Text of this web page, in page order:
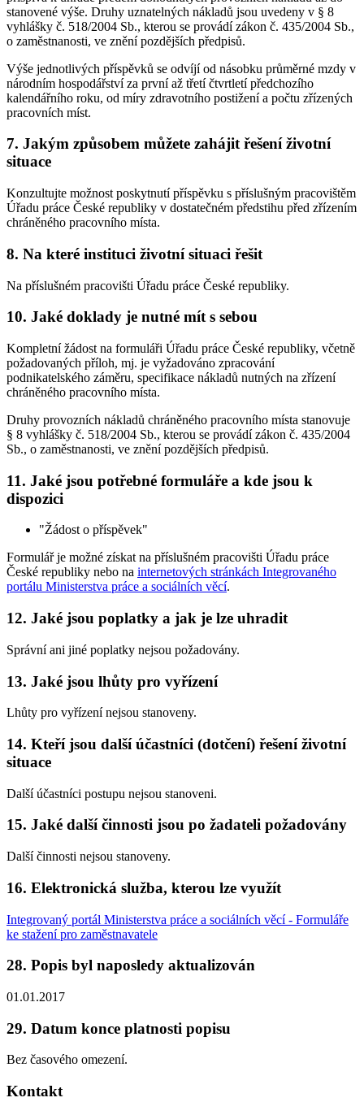
stanovené výše. Druhy uznatelných nákladů jsou uvedeny v § 8
vyhlášky č. 518/2004 Sb., kterou se provádí zákon č. 435/2004 Sb.,
o zaměstnanosti, ve znění pozdějších předpisů.
Výše jednotlivých příspěvků se odvíjí od násobku průměrné mzdy v
národním hospodářství za první až třetí čtvrtletí předchozího
kalendářního roku, od míry zdravotního postižení a počtu zřízených
pracovních míst.
7. Jakým způsobem můžete zahájit řešení životní
situace
Konzultujte možnost poskytnutí příspěvku s příslušným pracovištěm
Úřadu práce České republiky v dostatečném předstihu před zřízením
chráněného pracovního místa.
8. Na které instituci životní situaci řešit
Na příslušném pracovišti Úřadu práce České republiky.
10. Jaké doklady je nutné mít s sebou
Kompletní žádost na formuláři Úřadu práce České republiky, včetně
požadovaných příloh, mj. je vyžadováno zpracování
podnikatelského záměru, specifikace nákladů nutných na zřízení
chráněného pracovního místa.
Druhy provozních nákladů chráněného pracovního místa stanovuje
§ 8 vyhlášky č. 518/2004 Sb., kterou se provádí zákon č. 435/2004
Sb., o zaměstnanosti, ve znění pozdějších předpisů.
11. Jaké jsou potřebné formuláře a kde jsou k
dispozici
"Žádost o příspěvek"
Formulář je možné získat na příslušném pracovišti Úřadu práce
České republiky nebo na internetových stránkách Integrovaného
portálu Ministerstva práce a sociálních věcí.
12. Jaké jsou poplatky a jak je lze uhradit
Správní ani jiné poplatky nejsou požadovány.
13. Jaké jsou lhůty pro vyřízení
Lhůty pro vyřízení nejsou stanoveny.
14. Kteří jsou další účastníci (dotčení) řešení životní
situace
Další účastníci postupu nejsou stanoveni.
15. Jaké další činnosti jsou po žadateli požadovány
Další činnosti nejsou stanoveny.
16. Elektronická služba, kterou lze využít
Integrovaný portál Ministerstva práce a sociálních věcí - Formuláře
ke stažení pro zaměstnavatele
28. Popis byl naposledy aktualizován
01.01.2017
29. Datum konce platnosti popisu
Bez časového omezení.
Kontakt